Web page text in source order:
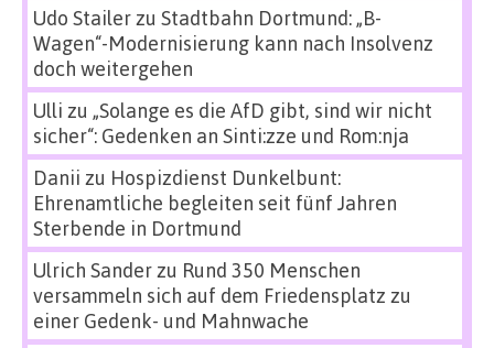
Udo Stailerzu Stadtbahn Dortmund: „B-
Wagen“-Modernisierung kann nach Insolvenz
doch weitergehen
Ulli zu „Solange es die AfD gibt, sind wir nicht
sicher“: Gedenken an Sinti:zze und Rom:nja
Danii zu Hospizdienst Dunkelbunt:
Ehrenamtliche begleiten seit fünf Jahren
Sterbende in Dortmund
Ulrich Sanderzu Rund 350 Menschen
versammeln sich auf dem Friedensplatz zu
einer Gedenk- und Mahnwache